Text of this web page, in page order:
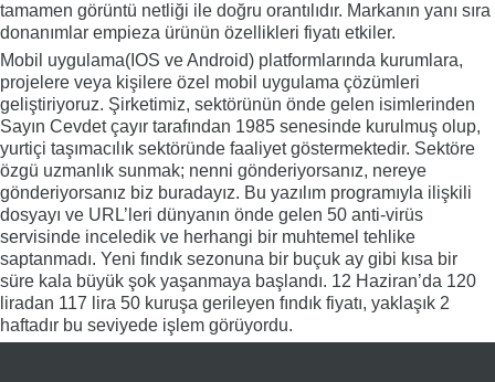
tamamen görüntü netliği ile doğru orantılıdır. Markanın yanı sıra
donanımlar empieza ürünün özellikleri fiyatı etkiler.
Mobil uygulama(IOS ve Android) platformlarında kurumlara,
projelere veya kişilere özel mobil uygulama çözümleri
geliştiriyoruz. Şirketimiz, sektörünün önde gelen isimlerinden
Sayın Cevdet çayır tarafından 1985 senesinde kurulmuş olup,
yurtiçi taşımacılık sektöründe faaliyet göstermektedir. Sektöre
özgü uzmanlık sunmak; nenni gönderiyorsanız, nereye
gönderiyorsanız biz buradayız. Bu yazılım programıyla ilişkili
dosyayı ve URL’leri dünyanın önde gelen 50 anti-virüs
servisinde inceledik ve herhangi bir muhtemel tehlike
saptanmadı. Yeni fındık sezonuna bir buçuk ay gibi kısa bir
süre kala büyük şok yaşanmaya başlandı. 12 Haziran’da 120
liradan 117 lira 50 kuruşa gerileyen fındık fiyatı, yaklaşık 2
haftadır bu seviyede işlem görüyordu.